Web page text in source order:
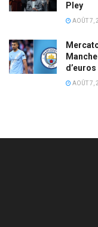
Pley
AOÛT 7,
d’euros
AOÛT 7,